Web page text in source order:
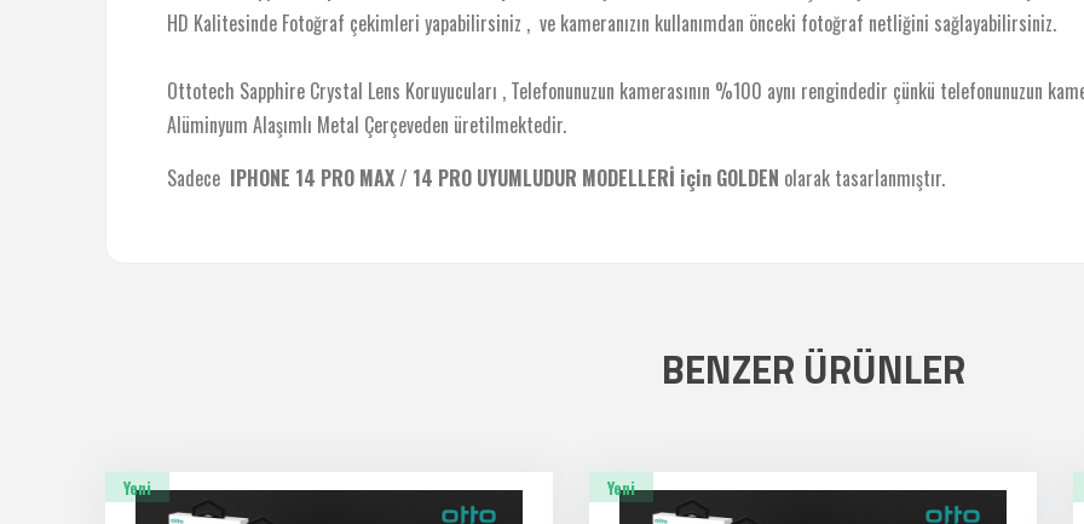
HD Kalitesinde Fotoğraf çekimleri yapabilirsiniz , ve kameranızın kullanımdan önceki fotoğraf netliğini sağlayabilirsiniz.
Ottotech Sapphire Crystal Lens Koruyucuları , Telefonunuzun kamerasının %100 aynı rengindedir çünkü telefonunuzun
Alüminyum Alaşımlı Metal Çerçeveden üretilmektedir.
Sadece IPHONE 14 PRO MAX / 14 PRO UYUMLUDUR MODELLERİ için GOLDEN olarak tasarlanmıştır.
BENZER ÜRÜNLER
Yeni Yeni